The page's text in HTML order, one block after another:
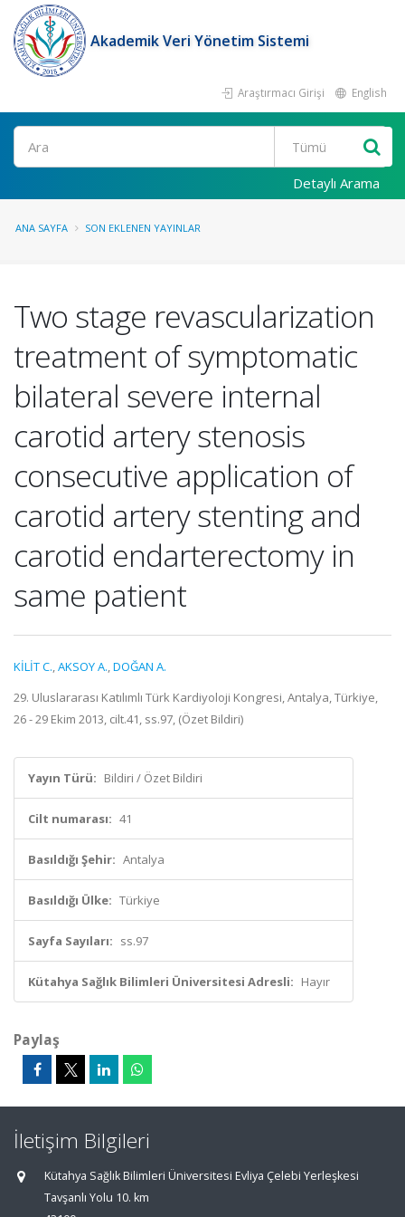
Akademik Veri Yönetim Sistemi
Araştırmacı Girişi English
Ara
Detaylı Arama
ANA SAYFA SON EKLENEN YAYINLAR
Two stage revascularization
treatment of symptomatic
bilateral severe internal
carotid artery stenosis
consecutive application of
carotid artery stenting and
carotid endarterectomy in
same patient
KİLİT C.,AKSOY A.,DOĞAN A.
29. Uluslararası Katılımlı Türk Kardiyoloji Kongresi, Antalya, Türkiye,
26 - 29 Ekim 2013, cilt.41, ss.97, (Özet Bildiri)
Yayın Türü: Bildiri / Özet Bildiri
Cilt numarası: 41
Basıldığı Şehir: Antalya
Basıldığı Ülke: Türkiye
Sayfa Sayıları: ss.97
Kütahya Sağlık Bilimleri Üniversitesi Adresli: Hayır
Paylaş
İletişim Bilgileri
Kütahya Sağlık Bilimleri Üniversitesi Evliya Çelebi Yerleşkesi
Tavşanlı Yolu 10. km